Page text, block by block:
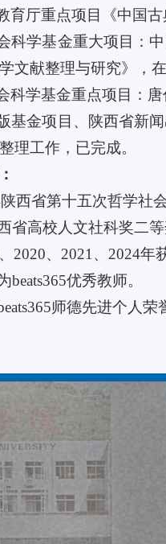
育厅重点项目《中国
科学基金重大项目：
文献整理与研究》，在
科学基金重点项目：
基金项目、陕西省新
理工作，已完成。
西省第十五次哲学社
省高校人文社科奖二等
2020、2021、2024年
beats365优秀教师。
师德先进个人荣